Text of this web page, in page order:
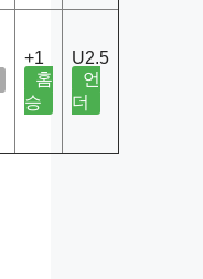
+1
홈
승
U2.5
언
더